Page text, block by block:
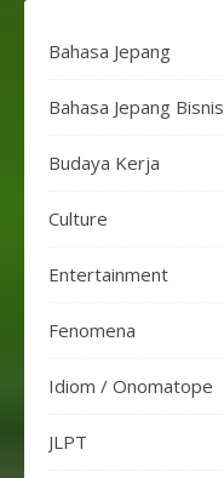
Bahasa Jepang
Bahasa Jepang Bisnis
Budaya Kerja
Culture
Entertainment
Fenomena
Idiom / Onomatope
JLPT